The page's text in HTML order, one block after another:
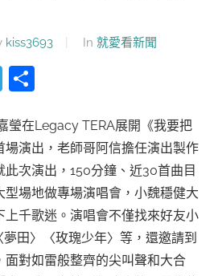
kiss3693 In 就愛看新聞
Telegram
瑩在Legacy TERA展開《我要把
場演出，老師哥阿信擔任演出製作
次演出，150分鐘、近30首曲目
型場地做專場演唱會，小魏穩健大
上千歌迷。演唱會不僅找來好友小
田〉〈玫瑰少年〉等，還邀請到
面對如雷般整齊的尖叫聲和大合